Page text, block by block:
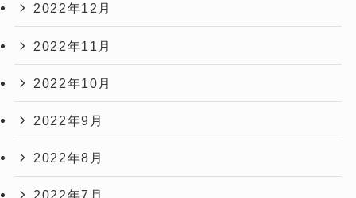
2022年12月
2022年11月
2022年10月
2022年9月
2022年8月
2022年7月